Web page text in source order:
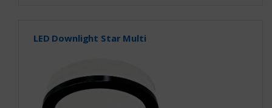
LED Downlight Star Multi